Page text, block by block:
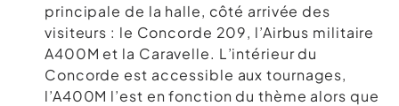
principale de la halle, côté arrivée des
visiteurs : le Concorde 209, l’Airbus militaire
A400M et la Caravelle. L’intérieur du
Concorde est accessible aux tournages,
l’A400M l’est en fonction du thème alors que